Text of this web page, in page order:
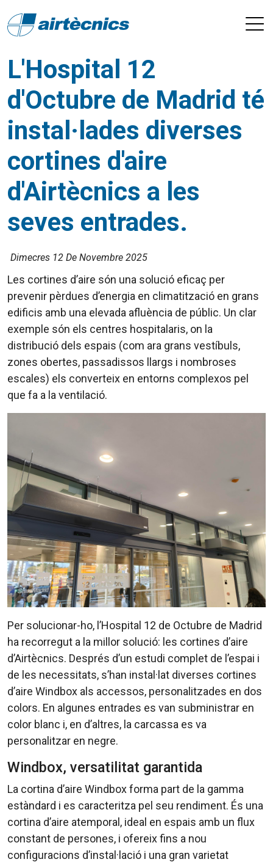
L'Hospital 12
d'Octubre de Madrid té
instal·lades diverses
cortines d'aire
d'Airtècnics a les
seves entrades.
Dimecres 12 De Novembre 2025
Les cortines d’aire són una solució eficaç per
prevenir pèrdues d’energia en climatització en grans
edificis amb una elevada afluència de públic. Un clar
exemple són els centres hospitalaris, on la
distribució dels espais (com ara grans vestíbuls,
zones obertes, passadissos llargs i nombroses
escales) els converteix en entorns complexos pel
que fa a la ventilació.
Per solucionar-ho, l’Hospital 12 de Octubre de Madrid
ha recorregut a la millor solució: les cortines d’aire
d’Airtècnics. Després d’un estudi complet de l’espai i
de les necessitats, s’han instal·lat diverses cortines
d’aire Windbox als accessos, personalitzades en dos
colors. En algunes entrades es van subministrar en
color blanc i, en d’altres, la carcassa es va
personalitzar en negre.
Windbox, versatilitat garantida
La cortina d’aire Windbox forma part de la gamma
estàndard i es caracteritza pel seu rendiment. És una
cortina d’aire atemporal, ideal en espais amb un flux
constant de persones, i ofereix fins a nou
configuracions d’instal·lació i una gran varietat